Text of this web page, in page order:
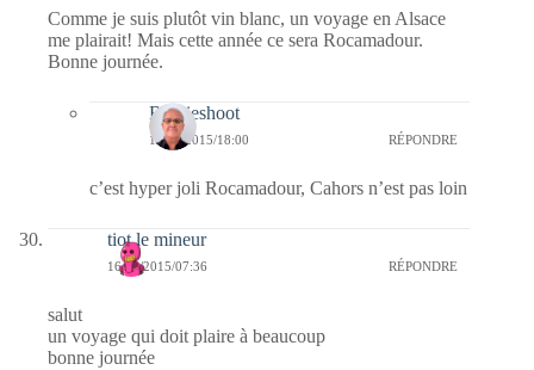
Comme je suis plutôt vin blanc, un voyage en Alsace
me plairait! Mais cette année ce sera Rocamadour.
Bonne journée.
Bernieshoot
17/03/2015/18:00 RÉPONDRE
c’est hyper joli Rocamadour, Cahors n’est pas loin
tiot le mineur
16/03/2015/07:36 RÉPONDRE
salut
un voyage qui doit plaire à beaucoup
bonne journée